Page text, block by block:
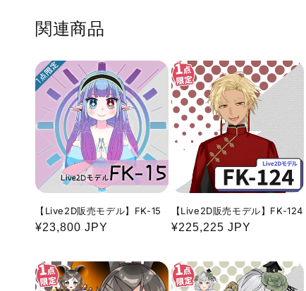
関連商品
【Live2D販売モデル】FK-15
通
価
格
¥23,800 JPY
【Live2D販売モデル】FK-124
通
価
格
¥225,225 JPY